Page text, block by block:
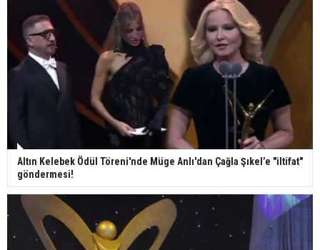
Altın Kelebek Ödül Töreni'nde Müge Anlı'dan Çağla Şıkel’e "iltifat"
göndermesi!